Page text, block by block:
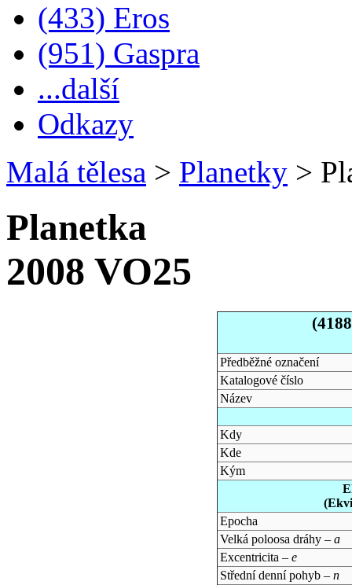
(433) Eros
(951) Gaspra
...další
Odkazy
Malá tělesa > Planetky >
Planetka
2008 VO25
Předběžné označení
Katalogové číslo
Název
Kdy
Kde
Kým
Epocha
Velká poloosa dráhy – a
Excentricita – e
Střední denní pohyb – n